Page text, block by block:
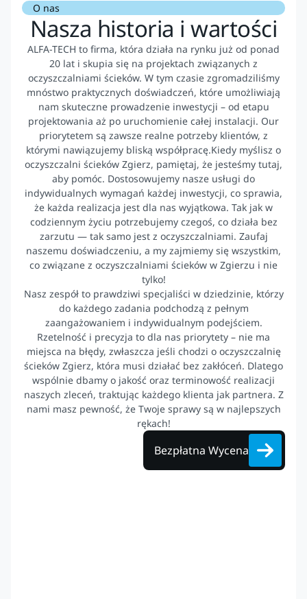
O nas
Nasza historia i wartości
ALFA-TECH to firma, która działa na rynku już od ponad
20 lat i skupia się na projektach związanych z
oczyszczalniami ścieków. W tym czasie zgromadziliśmy
mnóstwo praktycznych doświadczeń, które umożliwiają
nam skuteczne prowadzenie inwestycji – od etapu
projektowania aż po uruchomienie całej instalacji. Our
priorytetem są zawsze realne potrzeby klientów, z
którymi nawiązujemy bliską współpracę.Kiedy myślisz o
oczyszczalni ścieków Zgierz, pamiętaj, że jesteśmy tutaj,
aby pomóc. Dostosowujemy nasze usługi do
indywidualnych wymagań każdej inwestycji, co sprawia,
że każda realizacja jest dla nas wyjątkowa. Tak jak w
codziennym życiu potrzebujemy czegoś, co działa bez
zarzutu — tak samo jest z oczyszczalniami. Zaufaj
naszemu doświadczeniu, a my zajmiemy się wszystkim,
co związane z oczyszczalniami ścieków w Zgierzu i nie
tylko!
Nasz zespół to prawdziwi specjaliści w dziedzinie, którzy
do każdego zadania podchodzą z pełnym
zaangażowaniem i indywidualnym podejściem.
Rzetelność i precyzja to dla nas priorytety – nie ma
miejsca na błędy, zwłaszcza jeśli chodzi o oczyszczalnię
ścieków Zgierz, która musi działać bez zakłóceń. Dlatego
wspólnie dbamy o jakość oraz terminowość realizacji
naszych zleceń, traktując każdego klienta jak partnera. Z
nami masz pewność, że Twoje sprawy są w najlepszych
rękach!
Bezpłatna Wycena